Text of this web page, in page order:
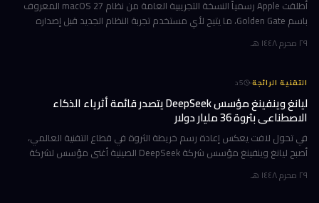
أطلقت Apple رسمياً النسخة التجريبية العامة من نظام macOS 27 المعروف
باسم Golden Gate، ما يتيح لأي مستخدم تجربة النظام الجديد قبل إصداره
٢٩ محرم ١٤٤٨ هـ
التقنية الرائجة·
5د
ليانغ وينفينغ مؤسس DeepSeek يتصدر قائمة أثرياء الذكاء
الاصطناعي بثروة 36 مليار دولار
في تحول لافت يعكس إعادة رسم خريطة الثروة في قطاع التقنية العالمي،
أصبح ليانغ وينفينغ مؤسس شركة DeepSeek الصينية أغنى مؤسس لشركة
٢٩ محرم ١٤٤٨ هـ